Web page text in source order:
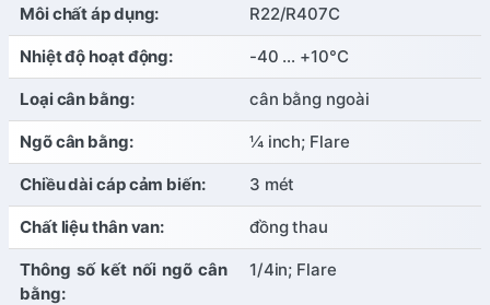
Môi chất áp dụng: R22/R407C
Nhiệt độ hoạt động: -40 … +10°C
Loại cân bằng: cân bằng ngoài
Ngõ cân bằng: ¼ inch; Flare
Chiều dài cáp cảm biến: 3 mét
Chất liệu thân van: đồng thau
Thông số kết nối ngõ cân
bằng:
1/4in; Flare